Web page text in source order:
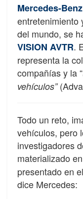
Mercedes-
entretenimiento
del mundo, se
VISION AVTR.
representa la
compañías y la “
vehículos”
Todo un reto,
vehículos, pero
investigadores
materializado
presentado en
dice Mercedes: